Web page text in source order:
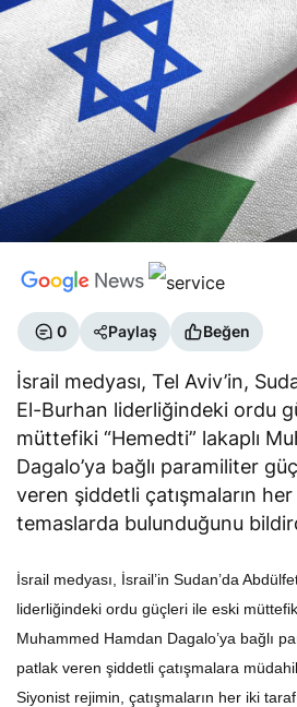
0 Paylaş Beğen
İsrail medyası, Tel Aviv’in,
El-Burhan liderliğindeki ordu
müttefiki “Hemedti” lakaplı
Dagalo’ya bağlı paramiliter
veren şiddetli çatışmaların
temaslarda bulunduğunu
İsrail medyası, İsrail’in Sudan’da
liderliğindeki ordu güçleri ile eski
Muhammed Hamdan Dagalo’ya bağlı
patlak veren şiddetli çatışmalara
Siyonist rejimin, çatışmaların her iki